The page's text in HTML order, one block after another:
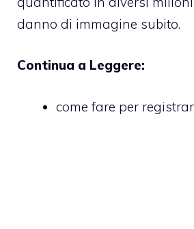
danno di immagine subito.
Continua a Leggere:
come fare per